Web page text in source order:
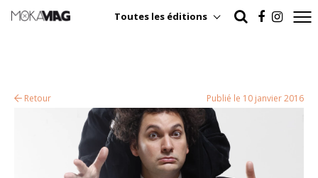
Toutes les éditions
Retour Publié le 10 janvier 2016